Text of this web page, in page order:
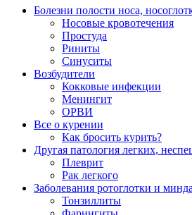
Болезни полости носа,
Носовые кровотечения
Простуда
Риниты
Синуситы
Возбудители
Кокковые инфекции
Менингит
ОРВИ
Все о курении
Как бросить курить?
Другая патология легких,
Плеврит
Рак легкого
Заболевания ротоглотки и
Тонзиллиты